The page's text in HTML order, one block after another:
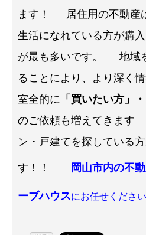
ます！
居住用の不動産
生活になれている方が購
が最も多いです。
地域
ることにより、より深く
室全的に 「買いたい方」
のご依頼も増えてきます
ン・戸建てを探している
す！！
岡山市内の不
ーブハウスにお任せください